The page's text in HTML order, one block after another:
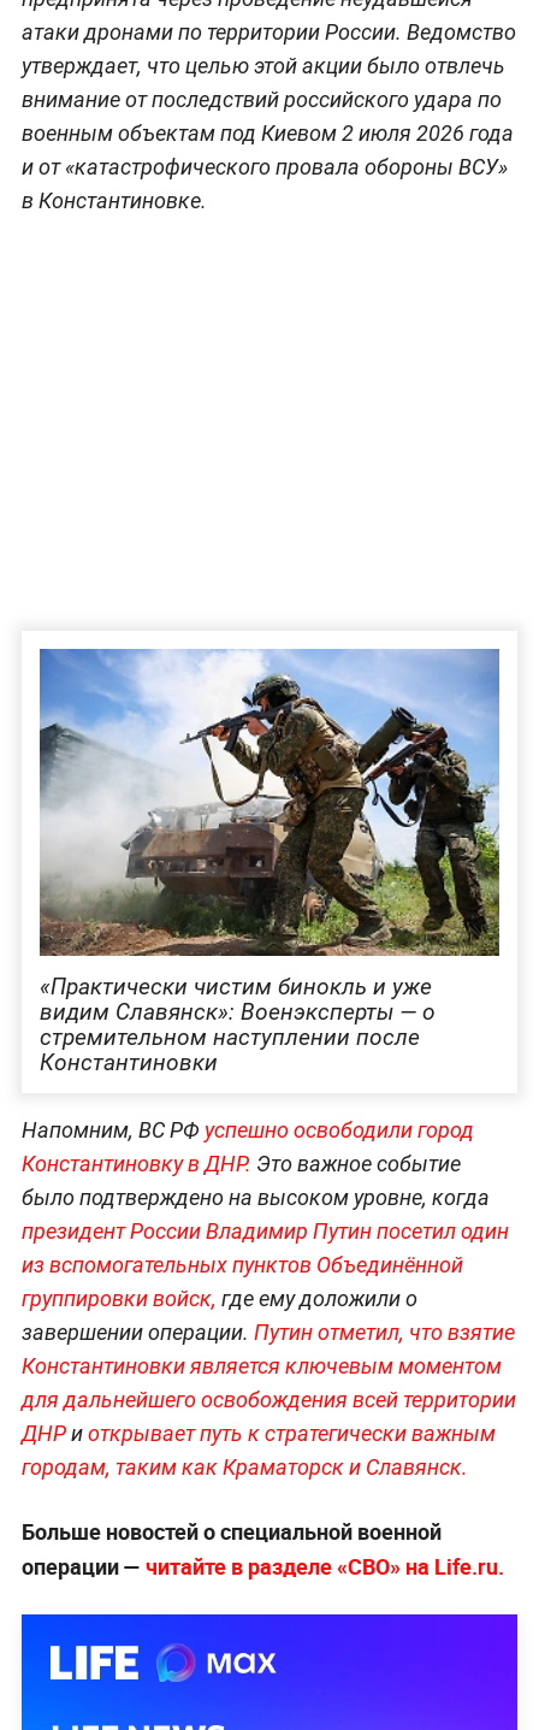
атаки дронами по территории России. Ведомство
утверждает, что целью этой акции было отвлечь
внимание от последствий российского удара по
военным объектам под Киевом 2 июля 2026 года
и от «катастрофического провала обороны ВСУ»
в Константиновке.
«Практически чистим бинокль и уже
видим Славянск»: Военэксперты — о
стремительном наступлении после
Константиновки
Напомним, ВС РФ успешно освободили город
Константиновку в ДНР. Это важное событие
было подтверждено на высоком уровне, когда
президент России Владимир Путин посетил один
из вспомогательных пунктов Объединённой
группировки войск, где ему доложили о
завершении операции. Путин отметил, что взятие
Константиновки является ключевым моментом
для дальнейшего освобождения всей территории
ДНРиоткрывает путь к стратегически важным
городам, таким как Краматорск и Славянск.
Больше новостей о специальной военной
операции — читайте в разделе «СВО» на Life.ru.